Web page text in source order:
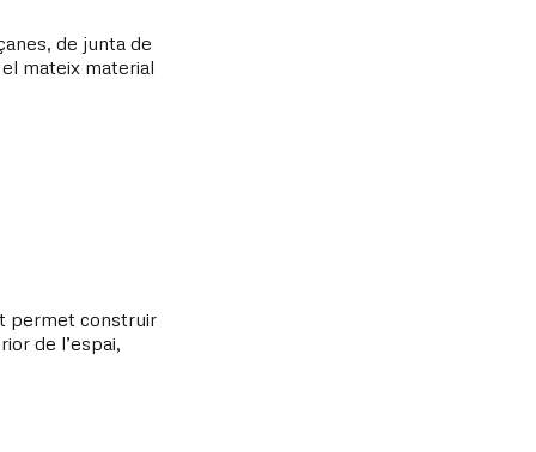
de junta de
mateix material
permet construir
de l’espai,